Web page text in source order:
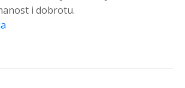
i dobrotu.